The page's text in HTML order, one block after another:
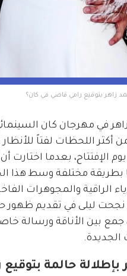
زاهر بتوقيع رامي قاضي في كان؟
أكثر اللحظات لفتاً
الإفتتاح، بعدما اختارت
مختلفة وسط هذا
الراقية والمجوهرات
نجحت ليلى في تقديم ظهور
بين الأناقة ورسالة
الجديدة.
بإطلالة حالمة بتوقيع